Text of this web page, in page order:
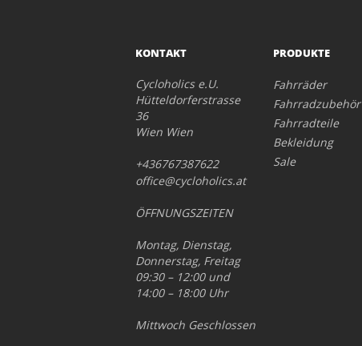
KONTAKT
Cycloholics e.U.
Hütteldorferstrasse
36
Wien Wien
+436767387622
office@cycloholics.at
ÖFFNUNGSZEITEN
Montag, Dienstag,
Donnerstag, Freitag
09:30 – 12:00 und
14:00 – 18:00 Uhr
Mittwoch Geschlossen
PRODUKTE
Fahrräder
Fahrradzubehör
Fahrradteile
Bekleidung
Sale